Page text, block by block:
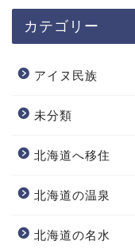
カテゴリー
アイヌ民族
未分類
北海道へ移住
北海道の温泉
北海道の名水